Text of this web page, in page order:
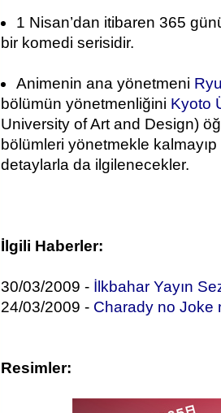
1 Nisan’dan itibaren 365
bir komedi serisidir.
Animenin ana yönetmeni
bölümün yönetmenliğini Kyoto
University of Art and Design)
bölümleri yönetmekle
detaylarla da ilgilenecekler.
İlgili Haberler:
30/03/2009 - İlkbahar Yayın
24/03/2009 - Charady no Joke
Resimler: